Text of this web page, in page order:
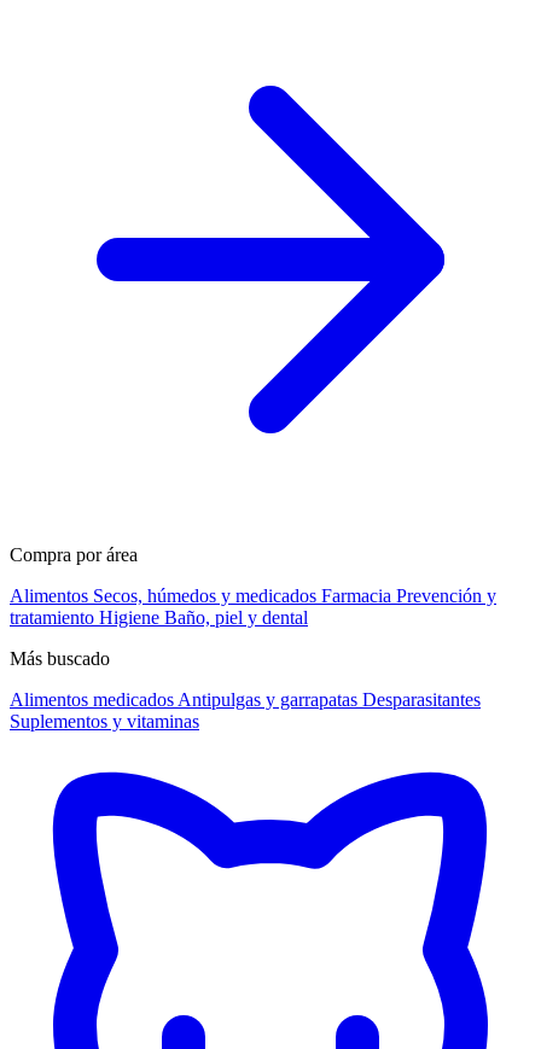
Compra por área
Alimentos Secos, húmedos y medicados Farmacia Prevención y
tratamiento Higiene Baño, piel y dental
Más buscado
Alimentos medicados Antipulgas y garrapatas Desparasitantes
Suplementos y vitaminas